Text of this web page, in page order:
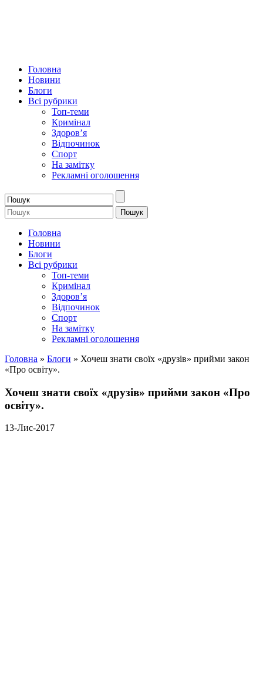
Головна
Новини
Блоги
Всі рубрики
Топ-теми
Кримінал
Здоров’я
Відпочинок
Спорт
На замітку
Рекламні оголошення
Головна
Новини
Блоги
Всі рубрики
Топ-теми
Кримінал
Здоров’я
Відпочинок
Спорт
На замітку
Рекламні оголошення
Головна » Блоги » Хочеш знати своїх «друзів» прийми закон
«Про освіту».
Хочеш знати своїх «друзів» прийми закон «Про
освіту».
13-Лис-2017